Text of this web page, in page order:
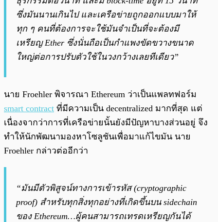
ซึ่งมันนานเกินไป และเครือข่ายถูกออกแบบมาให้
ทุก ๆ คนที่ต้องการจะใช้มันจำเป็นที่จะต้องมี
เหรียญ Ether ซึ่งนั่นถือเป็นกำแพงขัดขวางขนาด
ใหญ่ต่อการปรับตัวใช้ในวงกว้างเลยทีเดียว”
นาย Froehler พิจารณา Ethereum ว่าเป็นแพลทฟอร์ม
smart contract ที่มีความเป็น decentralized มากที่สุด แต่
เนื่องจากว่าการที่เครือข่ายนั้นยังมีปัญหาบางส่วนอยู่ จึง
ทำให้นักพัฒนามองหาโซลูชันเพื่อมาแก้ไขมัน นาย
Froehler กล่าวต่ออีกว่า
“มันมีตัวพิสูจน์ทางการเข้ารหัส (cryptographic
proof) สำหรับทุกสิ่งทุกอย่างที่เกิดขึ้นบน sidechain
ของ Ethereum…ผู้คนสามารถเทรดเหรียญกันได้